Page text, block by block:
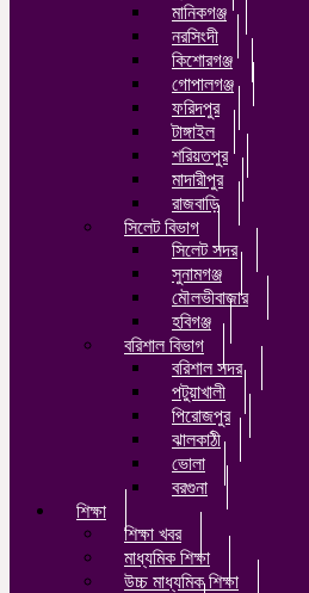
মানিকগঞ্জ
নরসিংদী
কিশোরগঞ্জ
গোপালগঞ্জ
ফরিদপুর
টাঙ্গাইল
শরিয়তপুর
মাদারীপুর
রাজবাড়ি
সিলেট বিভাগ
সিলেট সদর
সুনামগঞ্জ
মৌলভীবাজার
হবিগঞ্জ
বরিশাল বিভাগ
বরিশাল সদর
পটুয়াখালী
পিরোজপুর
ঝালকাঠী
ভোলা
বরগুনা
শিক্ষা
শিক্ষা খবর
মাধ্যমিক শিক্ষা
উচ্চ মাধ্যমিক শিক্ষা